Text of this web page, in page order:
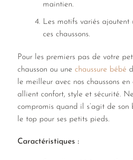
maintien.
Les motifs variés ajoutent
ces chaussons.
Pour les premiers pas de votre
chausson ou une chaussure bébé
le meilleur avec nos chaussons
allient confort, style et sécurité.
compromis quand il s’agit de son
le top pour ses petits pieds.
Caractéristiques :